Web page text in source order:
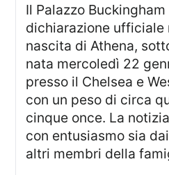
Il Palazzo Buckingham ha rilasciato una
dichiarazione ufficiale
nascita di Athena,
nata mercoledì 22
presso il Chelsea e
con un peso di circa
cinque once. La
con entusiasmo sia
altri membri della